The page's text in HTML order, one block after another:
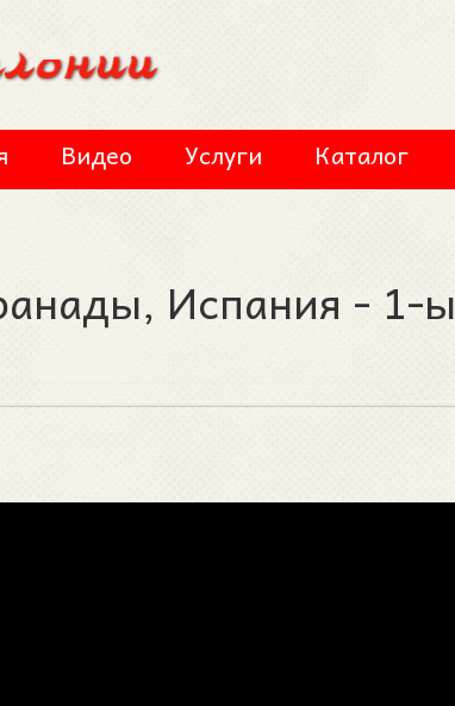
Видео Услуги Каталог
Испания - 1-